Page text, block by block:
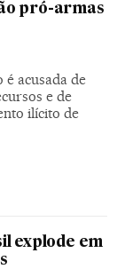
pró-armas
é acusada de
e de
ilícito de
explode em